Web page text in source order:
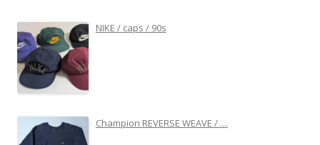
NIKE / caps / 90s
Champion REVERSE WEAVE / …